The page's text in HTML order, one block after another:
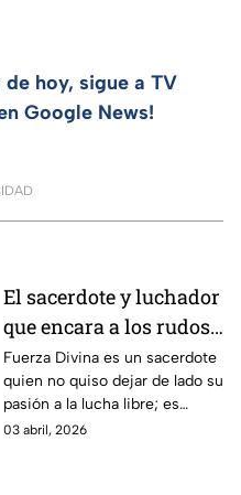
hoy, sigue a TV
Google News!
El sacerdote y luchador
que encara a los rudos
y al pecado: Fuerza
Divina
Fuerza Divina es un sacerdote
quien no quiso dejar de lado su
pasión a la lucha libre; es
profesional de este deporte y
03 abril, 2026